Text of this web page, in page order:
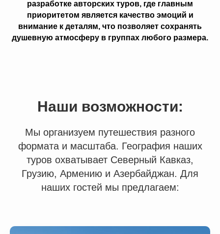
разработке авторских туров, где главным
приоритетом является качество эмоций и
внимание к деталям, что позволяет сохранять
душевную атмосферу в группах любого размера.
Наши возможности:
Мы организуем путешествия разного
формата и масштаба. География наших
туров охватывает Северный Кавказ,
Грузию, Армению и Азербайджан. Для
наших гостей мы предлагаем: